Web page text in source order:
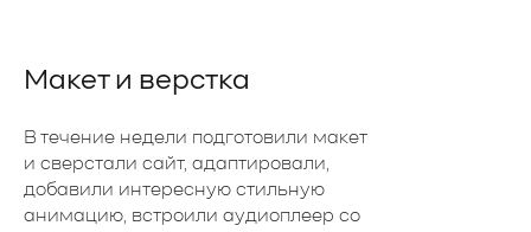
В течение недели подготовили макет
и сверстали сайт, адаптировали,
добавили интересную стильную
анимацию, встроили аудиоплеер со
Макет и верстка